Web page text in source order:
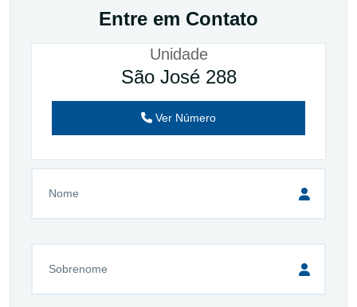
Entre em Contato
Unidade
São José 288
Ver Número